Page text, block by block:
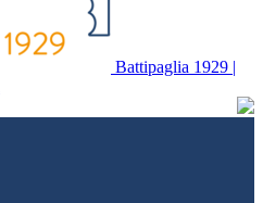
Battipaglia 1929 |